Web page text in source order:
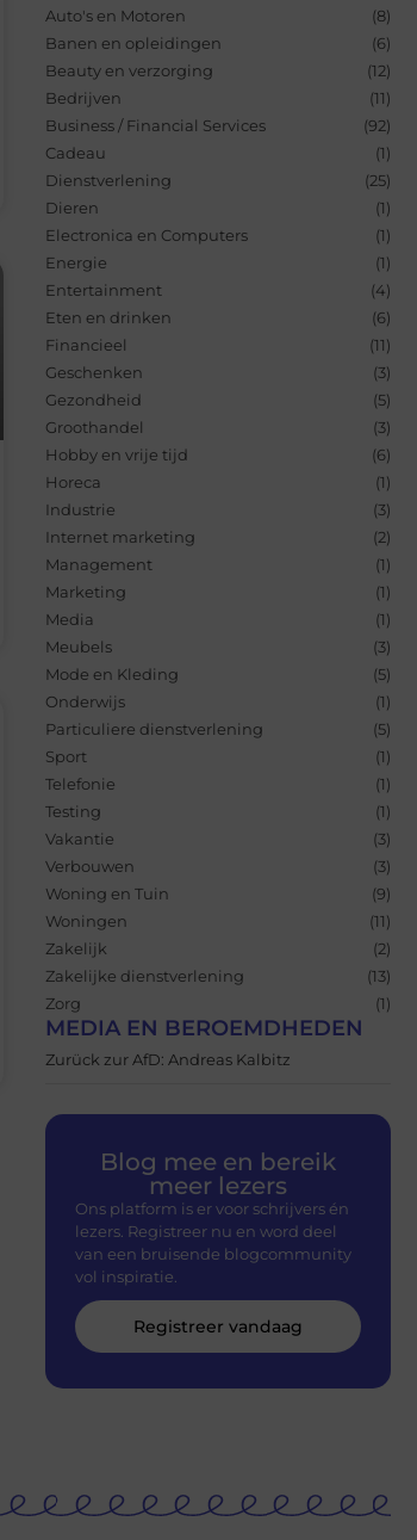
Auto's en Motoren
(8)
Banen en opleidingen
(6)
Beauty en verzorging
(12)
Bedrijven
(11)
Business / Financial Services
(92)
Cadeau
(1)
Dienstverlening
(25)
Dieren
(1)
Electronica en Computers
(1)
Energie
(1)
Entertainment
(4)
Eten en drinken
(6)
Financieel
(11)
Geschenken
(3)
Gezondheid
(5)
Groothandel
(3)
Hobby en vrije tijd
(6)
Horeca
(1)
Industrie
(3)
Internet marketing
(2)
Management
(1)
Marketing
(1)
Media
(1)
Meubels
(3)
Mode en Kleding
(5)
Onderwijs
(1)
Particuliere dienstverlening
(5)
Sport
(1)
Telefonie
(1)
Testing
(1)
Vakantie
(3)
Verbouwen
(3)
Woning en Tuin
(9)
Woningen
(11)
Zakelijk
(2)
Zakelijke dienstverlening
(13)
Zorg
(1)
MEDIA EN BEROEMDHEDEN
Zurück zur AfD: Andreas Kalbitz
Blog mee en bereik
meer lezers
Ons platform is er voor schrijvers én
lezers. Registreer nu en word deel
van een bruisende blogcommunity
vol inspiratie.
Registreer vandaag